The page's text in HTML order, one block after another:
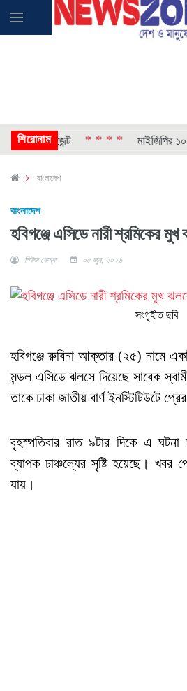
শিরোনাম
এআই এজেন্ট * * * * মাইজিপির ১০
বাংলাদেশ
বাংলাদেশ
হবিগঞ্জে এসিডে নারী শ্রমিকের মুখ
নিউজ ডেস্ক ০৫ জুন, ২০২৬
সংগৃহীত ছবি
হবিগঞ্জে রুবিনা আক্তার (২৫) নামে
মন্ডল এসিডে ঝলসে দিয়েছে সাবেক
তাকে ঢাকা জাতীয় বার্ণ ইনস্টিটিউটে
বৃহস্পতিবার রাত ৯টার দিকে এ
ব্যাপক চাঞ্চল্যের সৃষ্টি হয়েছে। খবর
যায়।